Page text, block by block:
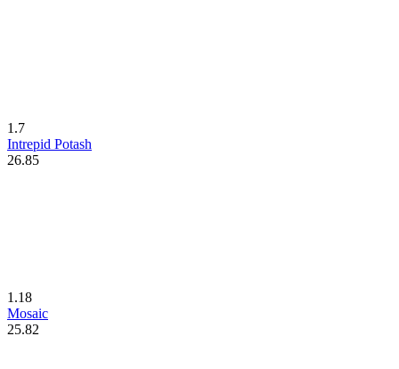
1.7
Intrepid Potash
26.85
1.18
Mosaic
25.82